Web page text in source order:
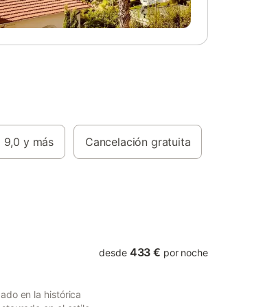
interior y debéis respetar las horas de
silencio a partir de las 22:00 en el exterior
por consideración a los vecinos. La zona
ofrece maravillosos paseos de montaña
que llevan a la propiedad.
9,0 y más Cancelación gratuita
en la histórica
desde 433 € por noche